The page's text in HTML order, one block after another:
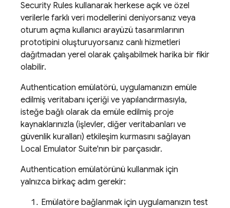
Security Rules kullanarak herkese açık ve özel
verilerle farklı veri modellerini deniyorsanız veya
oturum açma kullanıcı arayüzü tasarımlarının
prototipini oluşturuyorsanız canlı hizmetleri
dağıtmadan yerel olarak çalışabilmek harika bir fikir
olabilir.
Authentication emülatörü, uygulamanızın emüle
edilmiş veritabanı içeriği ve yapılandırmasıyla,
isteğe bağlı olarak da emüle edilmiş proje
kaynaklarınızla (işlevler, diğer veritabanları ve
güvenlik kuralları) etkileşim kurmasını sağlayan
Local Emulator Suite'nın bir parçasıdır.
Authentication emülatörünü kullanmak için
yalnızca birkaç adım gerekir:
Emülatöre bağlanmak için uygulamanızın test